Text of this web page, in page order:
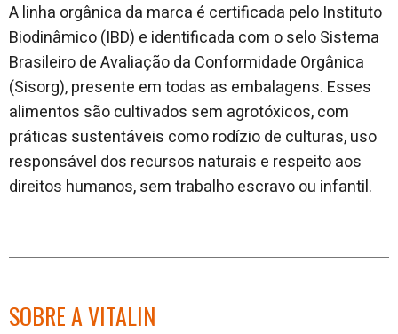
A linha orgânica da marca é certificada pelo Instituto
Biodinâmico (IBD) e identificada com o selo Sistema
Brasileiro de Avaliação da Conformidade Orgânica
(Sisorg), presente em todas as embalagens. Esses
alimentos são cultivados sem agrotóxicos, com
práticas sustentáveis como rodízio de culturas, uso
responsável dos recursos naturais e respeito aos
direitos humanos, sem trabalho escravo ou infantil.
SOBRE A VITALIN